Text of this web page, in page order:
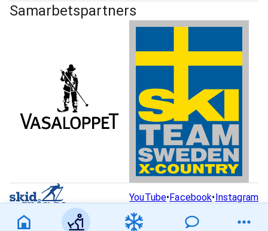
Samarbetspartners
YouTube•Facebook•Instagram